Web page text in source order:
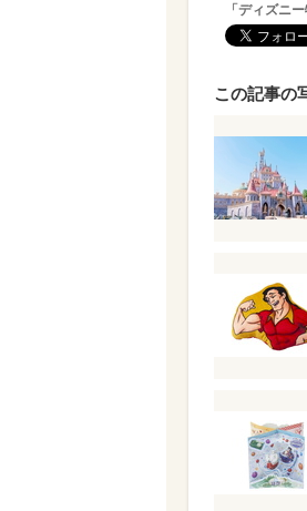
「ディズニ
この記事の